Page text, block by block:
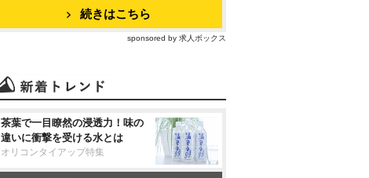
続きはこちら
sponsored by 求人ボックス
茶葉で一目瞭然の浸透力！味の
違いに衝撃を受ける水とは
オリコンタイアップ特集